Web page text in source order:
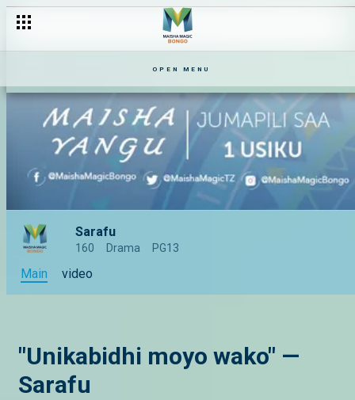
OPEN MENU
Sarafu
160 Drama PG13
Main video
"Unikabidhi moyo wako" —
Sarafu